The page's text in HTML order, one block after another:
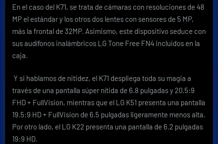
En el caso del K71, se trata de cámaras con resoluciones de 48
MP el estándar y los otros dos lentes con sensores de 5 MP,
más la frontal de 32MP. Asimismo, este dispositivo seduce con
sus audífonos inalámbricos LG Tone Free FN4 incluidos en la
caja.
Y si hablamos de nitidez, el K71 despliega toda su magia a
través de una pantalla súper nítida de 6.8 pulgadas y 20.5:9
FHD + FullVision, mientras que el LG K51 presenta una pantalla
19.5:9 HD + FullVision de 6.5 pulgadas ligeramente menos alta.
Por otro lado, el LG K22 presenta una pantalla de 6.2 pulgadas
19:9 HD.